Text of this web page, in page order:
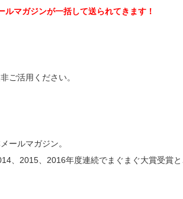
マガジンが一括して送られてきます！
ご活用ください。
ールマガジン。
、2015、2016年度連続でまぐまぐ大賞受賞